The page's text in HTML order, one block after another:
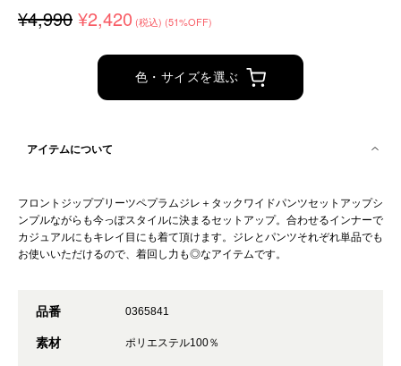
¥4,990 ¥2,420 (税込) (51%OFF)
色・サイズを選ぶ
アイテムについて
フロントジッププリーツペプラムジレ＋タックワイドパンツセットアップシ
ンプルながらも今っぽスタイルに決まるセットアップ。合わせるインナーで
カジュアルにもキレイ目にも着て頂けます。ジレとパンツそれぞれ単品でも
お使いいただけるので、着回し力も◎なアイテムです。
品番 0365841
素材 ポリエステル100％